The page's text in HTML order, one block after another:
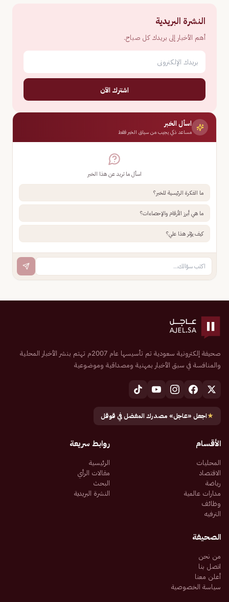
النشرة البريدية
أهم الأخبار إلى بريدك كل صباح.
اشترك الآن
اسأل الخبر
مساعد ذكي يجيب من سياق الخبر فقط
اسأل ما تريد عن هذا الخبر
ما الفكرة الرئيسية للخبر؟
ما هي أبرز الأرقام والإحصاءات؟
كيف يؤثر هذا علي؟
صحيفة إلكترونية سعودية تم تأسيسها عام 2007م تهتم بنشر الأخبار المحلية
والمنافسة في سبق الأخبار بمهنية ومصداقية وموضوعية
★اجعل «عاجل» مصدرك المفضل في قوقل
الأقسام
المحليات
الاقتصاد
رياضة
مدارات عالمية
وظائف
الترفيه
روابط سريعة
الرئيسية
مقالات الرأي
البحث
النشرة البريدية
الصحيفة
من نحن
اتصل بنا
أعلن معنا
سياسة الخصوصية